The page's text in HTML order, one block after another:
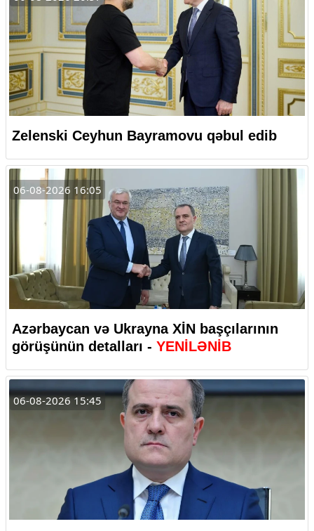
Zelenski Ceyhun Bayramovu qəbul edib
06-08-2026 16:05
Azərbaycan və Ukrayna XİN başçılarının
görüşünün detalları - YENİLƏNİB
06-08-2026 15:45